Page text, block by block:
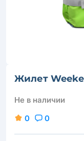
Жилет
Не в наличии
0 0